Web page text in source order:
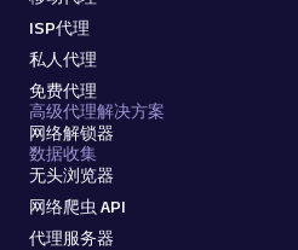
ISP代理
私人代理
免费代理
高级代理解决方案
网络解锁器
数据收集
无头浏览器
网络爬虫 API
代理服务器